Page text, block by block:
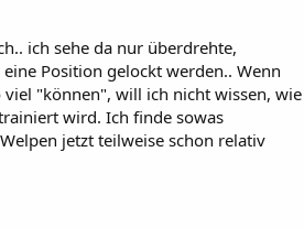
ich sehe da nur überdrehte,
Position gelockt werden.. Wenn
"können", will ich nicht wissen, wie
wird. Ich finde sowas
jetzt teilweise schon relativ